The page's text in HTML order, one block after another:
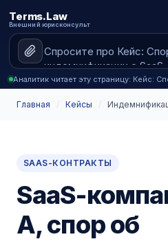
Terms.Law
Внешний юрисконсульт
Аналитик читает эту страницу: Кейс:
Главная Кейсы
SAAS-КОНТРАКТЫ
SaaS-
A, спор об